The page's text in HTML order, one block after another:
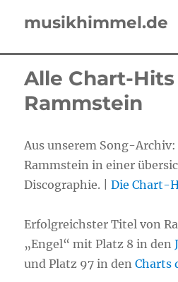
musikhimmel.de
Alle Chart-
Rammstein
Aus unserem Song-
Rammstein in einer
Discographie. |Die Chart-
Erfolgreichster Titel von
„Engel“ mit Platz 8 in den
und Platz 97 in denCharts